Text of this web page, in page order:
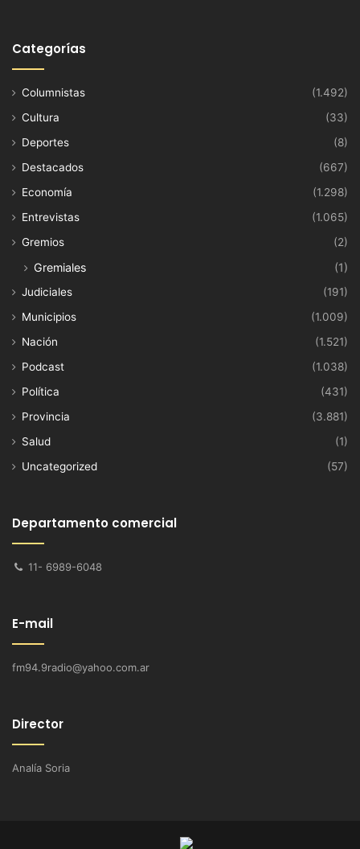
Categorías
Columnistas
(1.492)
Cultura
(33)
Deportes
(8)
Destacados
(667)
Economía
(1.298)
Entrevistas
(1.065)
Gremios
(2)
Gremiales (1)
Judiciales
(191)
Municipios
(1.009)
Nación
(1.521)
Podcast
(1.038)
Política
(431)
Provincia
(3.881)
Salud
(1)
Uncategorized
(57)
Departamento comercial
11- 6989-6048
E-mail
fm94.9radio@yahoo.com.ar
Director
Analía Soria